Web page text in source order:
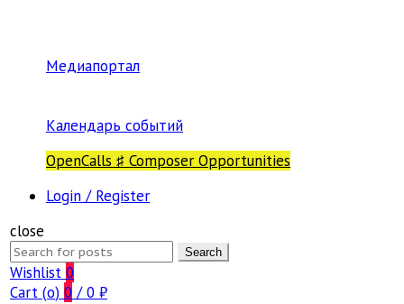
Медиапортал
Календарь событий
OpenCalls ♯ Composer Opportunities
Login / Register
close
Search
for:
Search
Wishlist 0
Cart (o) 0 / 0 ₽